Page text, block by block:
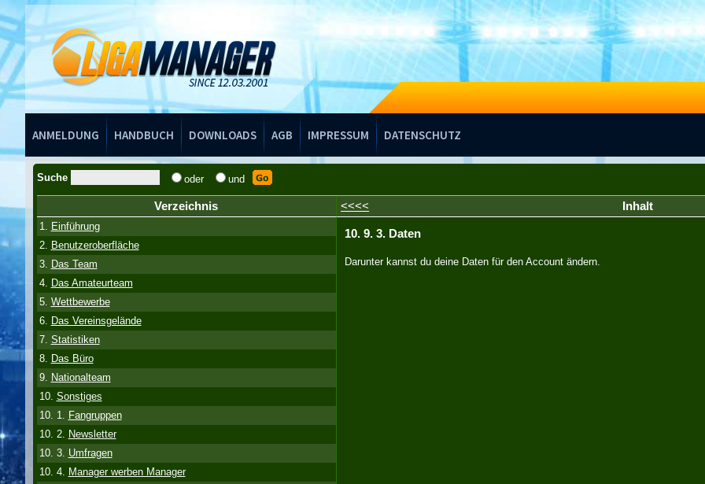
ANMELDUNG HANDBUCH DOWNLOADS AGB IMPRESSUM DATENSCHUTZ
Handbuch
Suche oder und
Verzeichnis
1. Einführung
2. Benutzeroberfläche
3. Das Team
4. Das Amateurteam
5. Wettbewerbe
6. Das Vereinsgelände
7. Statistiken
8. Das Büro
9. Nationalteam
10. Sonstiges
10. 1. Fangruppen
10. 2. Newsletter
10. 3. Umfragen
10. 4. Manager werben Manager
<<<< Inhalt
10. 9. 3. Daten
Darunter kannst du deine Daten für den Account ändern.